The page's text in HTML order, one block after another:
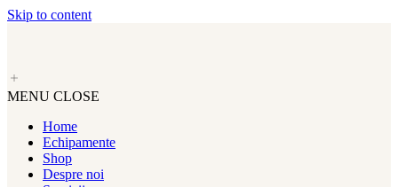
Skip to content
MENU CLOSE
Home
Echipamente
Shop
Despre noi